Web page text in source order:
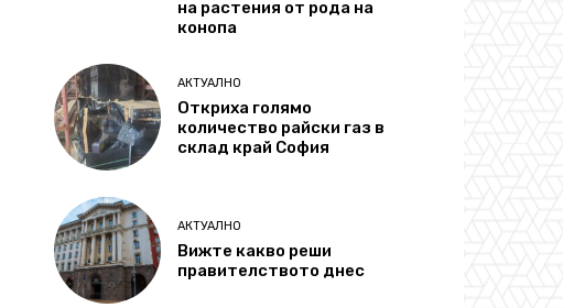
на растения от рода на
конопа
АКТУАЛНО
Откриха голямо
количество райски газ в
склад край София
АКТУАЛНО
Вижте какво реши
правителството днес